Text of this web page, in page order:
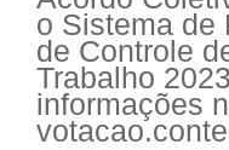
o Sistema de
de Controle
Trabalho
informações